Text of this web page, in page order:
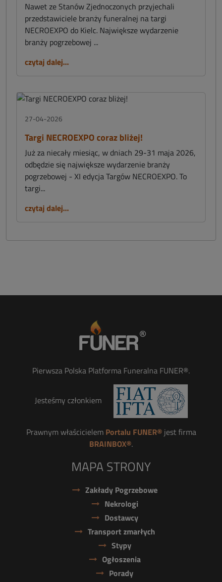
Nawet ze Stanów Zjednoczonych przyjechali
przedstawiciele branży funeralnej na targi
NECROEXPO do Kielc. Największe wydarzenie
branży pogrzebowej ...
czytaj dalej...
27-04-2026
Targi NECROEXPO coraz bliżej!
Już za niecały miesiąc, w dniach 29-31 maja 2026,
odbędzie się największe wydarzenie branży
pogrzebowej - XI edycja Targów NECROEXPO. To
targi...
czytaj dalej...
Pierwsza Polska Platforma Funeralna FUNER®.
Jesteśmy członkiem
Prawnym właścicielem Portalu FUNER®jest firma
BRAINBOX®.
MAPA STRONY
Zakłady Pogrzebowe
Nekrologi
Dostawcy
Transport zmarłych
Stypy
Ogłoszenia
Porady